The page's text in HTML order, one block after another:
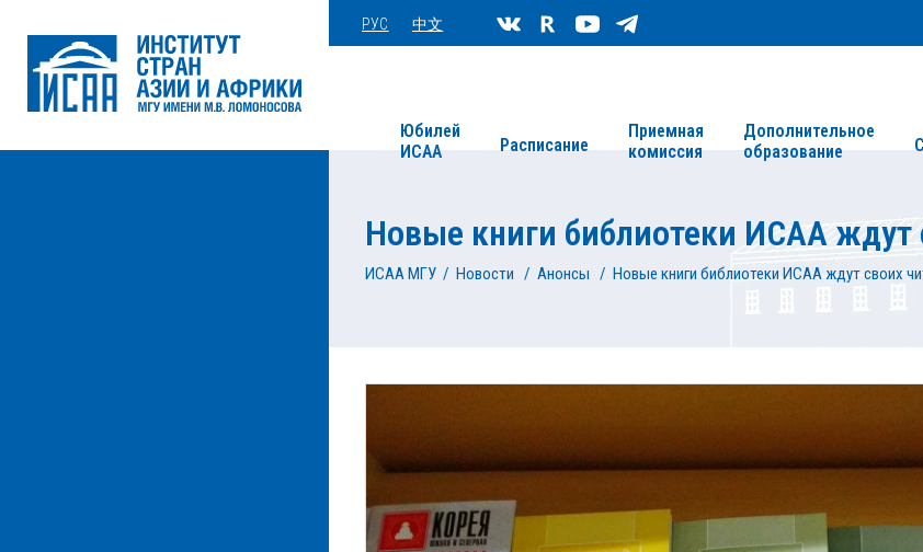
РУС 中文
Юбилей
ИСАА
Расписание
Приемная
комиссия
Дополнительное
образование
Новые книги библиотеки ИСАА ждут
ИСАА МГУ / Новости / Анонсы / Новые книги библиотеки ИСАА ждут своих